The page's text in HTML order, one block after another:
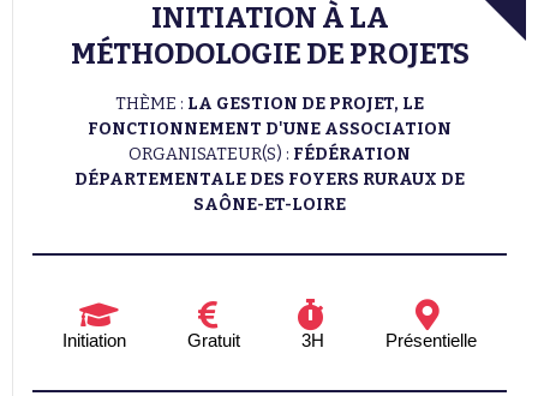
INITIATION À LA
MÉTHODOLOGIE DE PROJETS
THÈME : LA GESTION DE PROJET, LE
FONCTIONNEMENT D'UNE ASSOCIATION
ORGANISATEUR(S) : FÉDÉRATION
DÉPARTEMENTALE DES FOYERS RURAUX DE
SAÔNE-ET-LOIRE
Initiation Gratuit 3H Présentielle